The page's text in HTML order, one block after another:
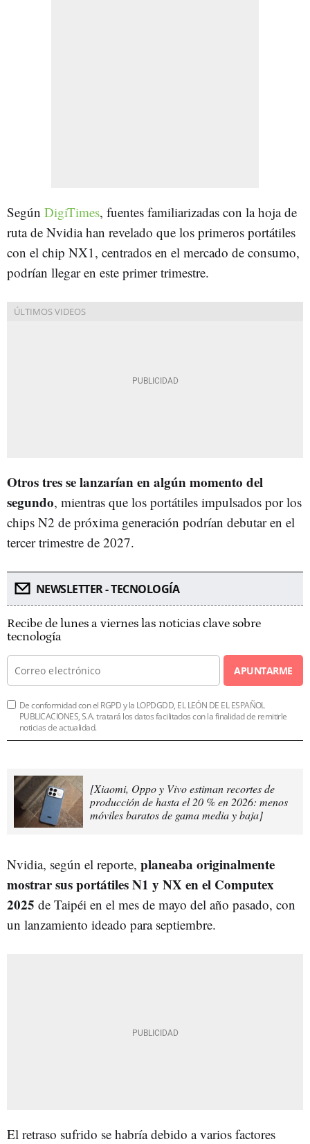
Según DigiTimes, fuentes familiarizadas con la hoja de
ruta de Nvidia han revelado que los primeros portátiles
con el chip NX1, centrados en el mercado de consumo,
podrían llegar en este primer trimestre.
Otros tres se lanzarían en algún momento del
segundo, mientras que los portátiles impulsados por los
chips N2 de próxima generación podrían debutar en el
tercer trimestre de 2027.
NEWSLETTER - TECNOLOGÍA
Recibe de lunes a viernes las noticias clave sobre
tecnología
APUNTARME
De conformidad con el RGPD y la LOPDGDD, EL LEÓN DE EL ESPAÑOL
PUBLICACIONES, S.A. tratará los datos facilitados con la finalidad de remitirle
noticias de actualidad.
[Xiaomi, Oppo y Vivo estiman recortes de
producción de hasta el 20 % en 2026: menos
móviles baratos de gama media y baja]
Nvidia, según el reporte, planeaba originalmente
mostrar sus portátiles N1 y NX en el Computex
2025 de Taipéi en el mes de mayo del año pasado, con
un lanzamiento ideado para septiembre.
El retraso sufrido se habría debido a varios factores